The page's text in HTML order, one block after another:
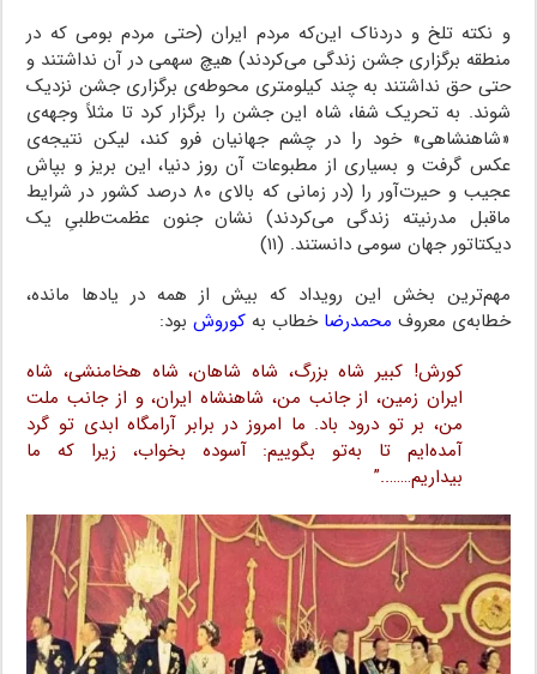
و نکته تلخ و دردناک این‌که مردم ایران (حتی مردم بومی که در
منطقه برگزاری جشن زندگی می‌کردند) هیچ سهمی در آن نداشتند و
حتی حق نداشتند به چند کیلومتری محوطه‌ی برگزاری جشن نزدیک
شوند. به تحریک شفا، شاه این جشن را برگزار کرد تا مثلاً وجهه‌ی
«شاهنشاهی» خود را در چشم جهانیان فرو کند، لیکن نتیجه‌ی
عکس گرفت و بسیاری از مطبوعات آن روز دنیا، این بریز و بپاش
عجیب و حیرت‌آور را (در زمانی که بالای ۸۰ درصد کشور در شرایط
ماقبل مدرنیته زندگی می‌کردند) نشان جنون عظمت‌طلبیِ یک
دیکتاتور جهان سومی دانستند. (۱۱)
مهم‌ترین بخش این رویداد که بیش از همه در یادها مانده،
خطابه‌ی معروف محمدرضا خطاب بهکوروش بود:
کورش! کبیر شاه بزرگ، شاه شاهان، شاه هخامنشی، شاه
ایران زمین، از جانب من، شاهنشاه ایران، و از جانب ملت
من، بر تو درود باد. ما امروز در برابر آرامگاه ابدی تو گرد
آمده‌ایم تا به‌تو بگوییم: آسوده بخواب، زیرا که ما
بیداریم……..”